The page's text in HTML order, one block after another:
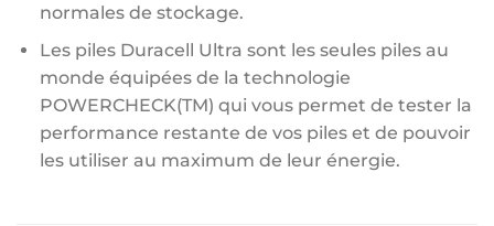
normales de stockage.
Les piles Duracell Ultra sont les seules piles au
monde équipées de la technologie
POWERCHECK(TM) qui vous permet de tester la
performance restante de vos piles et de pouvoir
les utiliser au maximum de leur énergie.